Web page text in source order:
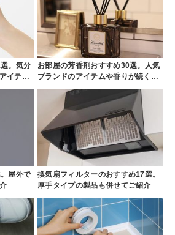
。気分
イテ…
お部屋の芳香剤おすすめ30選。人気
ブランドのアイテムや香りが続く…
屋外で
換気扇フィルターのおすすめ17選。
厚手タイプの製品も併せてご紹介